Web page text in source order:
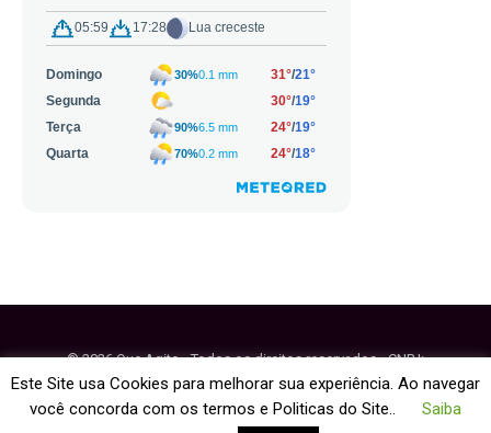
© 2026 Que Agito - Todos os direitos reservados - CNPJ:
64.884.270/0001-95
Política de Cookies
Este Site usa Cookies para melhorar sua experiência. Ao navegar
você concorda com os termos e Politicas do Site..
Saiba